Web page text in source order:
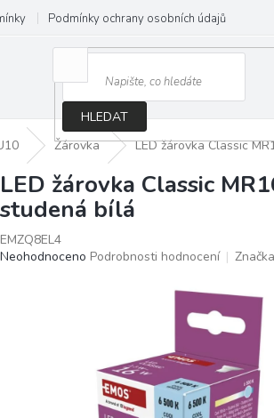
Podmínky ochrany osobních údajů
HLEDAT
Žárovka LED žárovka Classic
LED žárovka Classic
studená bílá
EMZQ8EL4
Průměrné
Neohodnoceno Podrobnosti hodnocení